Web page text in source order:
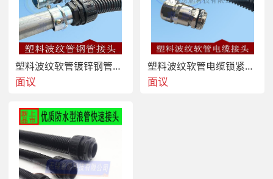
塑料波纹软管镀锌钢管连接转换接头
面议
塑料波纹软管电缆锁紧金属防水接头 葛兰头内锁扣 双锁紧保护
面议